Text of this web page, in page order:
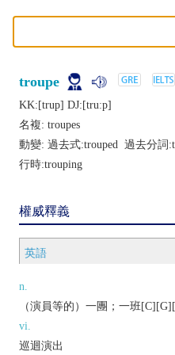
troupe
KK:[trup] DJ:[truːp]
名複: troupes
動變: 過去式:trouped 過去分詞:
行時:trouping
權威釋義
英語
n.
（演員等的）一團；一班
vi.
巡迴演出